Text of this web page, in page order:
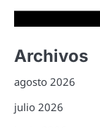
Archivos
agosto 2026
julio 2026